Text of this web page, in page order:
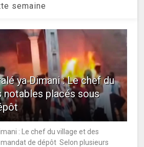
semaine
ya Dimani : Le chef du
notables placés sous
: Le chef du village et des
de dépôt Selon plusieurs